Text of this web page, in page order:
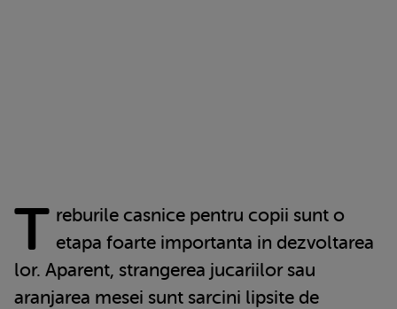
T reburile casnice pentru copii sunt o
etapa foarte importanta in dezvoltarea
lor. Aparent, strangerea jucariilor sau
aranjarea mesei sunt sarcini lipsite de